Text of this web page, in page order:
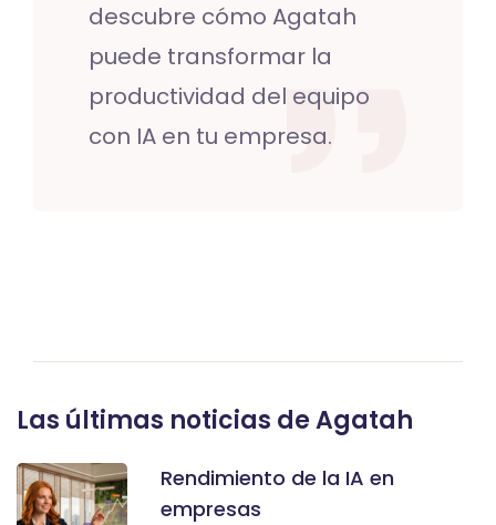
descubre cómo Agatah
puede transformar la
productividad del equipo
con IA en tu empresa.
Las últimas noticias de Agatah
Rendimiento de la IA en
empresas